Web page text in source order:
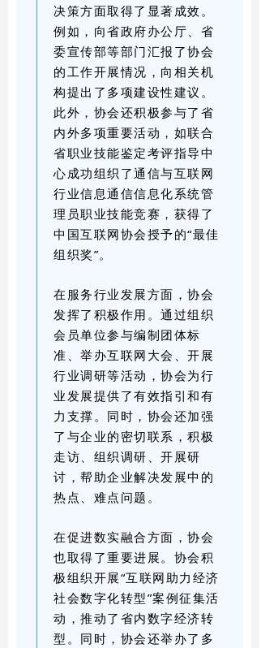
决策方面取得了显著成效。
例如，向省政府办公厅、省
委宣传部等部门汇报了协会
的工作开展情况，向相关机
构提出了多项建设性建议。
此外，协会还积极参与了省
内外多项重要活动，如联合
省职业技能鉴定考评指导中
心成功组织了通信与互联网
行业信息通信信息化系统管
理员职业技能竞赛，获得了
中国互联网协会授予的“最佳
组织奖”。
在服务行业发展方面，协会
发挥了积极作用。通过组织
会员单位参与编制团体标
准、举办互联网大会、开展
行业调研等活动，协会为行
业发展提供了有效指引和有
力支撑。同时，协会还加强
了与企业的密切联系，积极
走访、组织调研、开展研
讨，帮助企业解决发展中的
热点、难点问题。
在促进数实融合方面，协会
也取得了重要进展。协会积
极组织开展“互联网助力经济
社会数字化转型”案例征集活
动，推动了省内数字经济转
型。同时，协会还举办了多